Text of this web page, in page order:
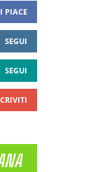
PIACE
SEGUI
SEGUI